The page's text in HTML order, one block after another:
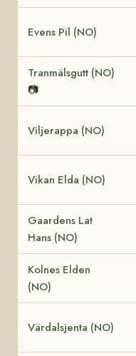
Evens Pil (NO)
Tranmälsgutt (NO)
📷
Viljerappa (NO)
Vikan Elda (NO)
Gaardens Lat
Hans (NO)
Kolnes Elden
(NO)
Värdalsjenta (NO)